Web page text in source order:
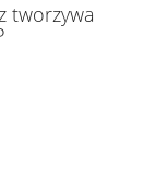
tworzywa